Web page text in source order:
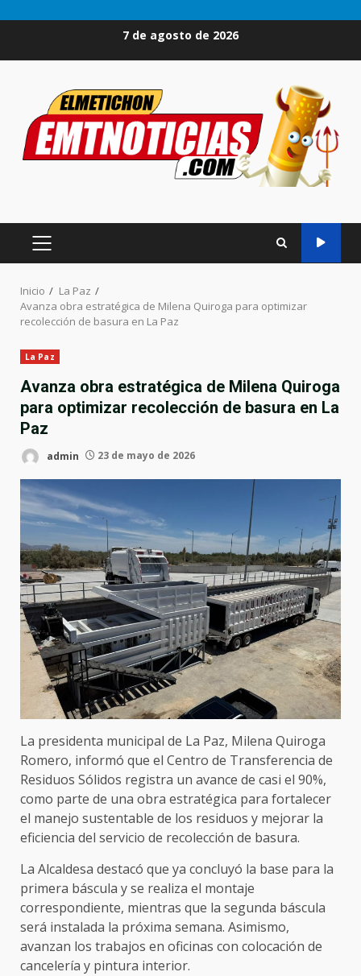
7 de agosto de 2026
MENÚ
PRINCIPAL
Inicio
La Paz
Avanza obra estratégica de Milena Quiroga para optimizar
recolección de basura en La Paz
La Paz
Avanza obra estratégica de Milena Quiroga
para optimizar recolección de basura en La
Paz
admin 23 de mayo de 2026
La presidenta municipal de La Paz, Milena Quiroga
Romero, informó que el Centro de Transferencia de
Residuos Sólidos registra un avance de casi el 90%,
como parte de una obra estratégica para fortalecer
el manejo sustentable de los residuos y mejorar la
eficiencia del servicio de recolección de basura.
La Alcaldesa destacó que ya concluyó la base para la
primera báscula y se realiza el montaje
correspondiente, mientras que la segunda báscula
será instalada la próxima semana. Asimismo,
avanzan los trabajos en oficinas con colocación de
cancelería y pintura interior.